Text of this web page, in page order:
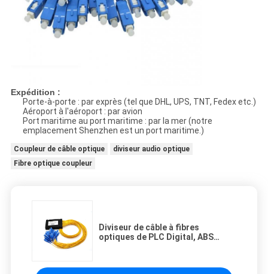
Expédition :
Porte-à-porte : par exprès (tel que DHL, UPS, TNT, Fedex etc.)
Aéroport à l'aéroport : par avion
Port maritime au port maritime : par la mer (notre
emplacement Shenzhen est un port maritime.)
Coupleur de câble optique
diviseur audio optique
Fibre optique coupleur
Diviseur de câble à fibres
optiques de PLC Digital, ABS